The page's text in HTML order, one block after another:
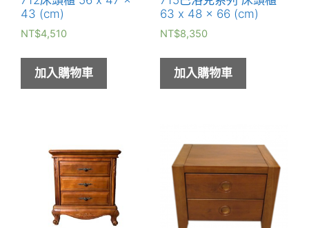
43 (cm)
NT$4,510
加入購物車
63 x 48 x 66 (cm)
NT$8,350
加入購物車